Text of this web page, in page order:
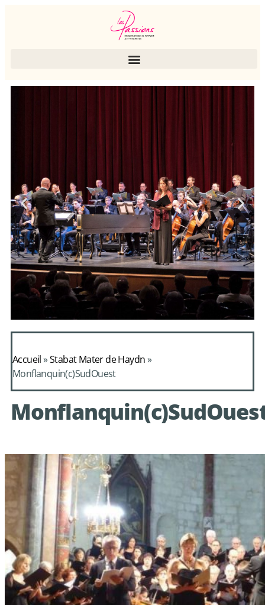
Alcimadure de
Mondonville
avec le choeur de
chambre Les Eléments
Accueil»Stabat Mater de Haydn»
Monflanquin(c)SudOuest